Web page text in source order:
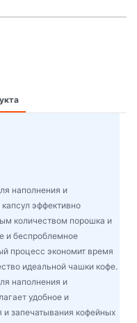
наполнения и
эффективно
количеством порошка и
и беспроблемное
процесс экономит время
идеальной чашки кофе.
наполнения и
удобное и
запечатывания кофейных